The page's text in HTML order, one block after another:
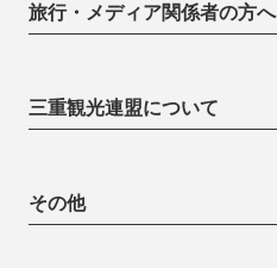
旅行・メディア関係者の方へ
三重観光連盟について
その他